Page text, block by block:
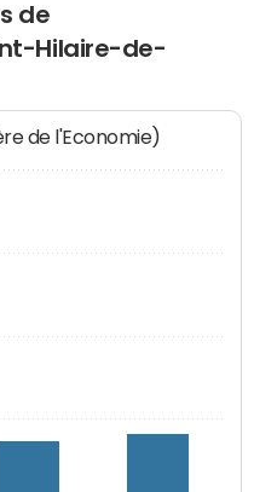
de
Hilaire-de-
de l'Economie)